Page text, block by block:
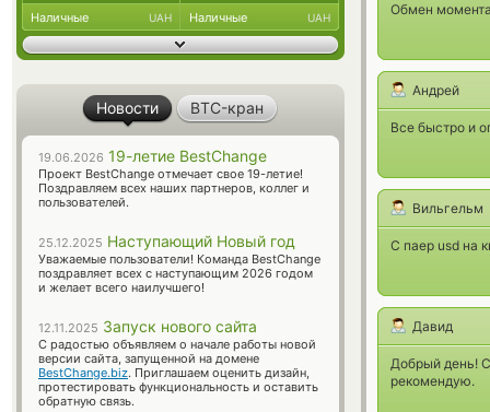
Обмен
Андрей
Все быстро и
Вильгельм
С паер usd на
Давид
Добрый день!
рекомендую.
Наличные UAH Наличные UAH
Новости BTC-кран
19.06.2026 19-летие BestChange
Проект BestChange отмечает свое 19-летие!
Поздравляем всех наших партнеров, коллег и
пользователей.
25.12.2025 Наступающий Новый год
Уважаемые пользователи! Команда BestChange
поздравляет всех с наступающим 2026 годом
и желает всего наилучшего!
12.11.2025 Запуск нового сайта
С радостью объявляем о начале работы новой
версии сайта, запущенной на домене
BestChange.biz. Приглашаем оценить дизайн,
протестировать функциональность и оставить
обратную связь.